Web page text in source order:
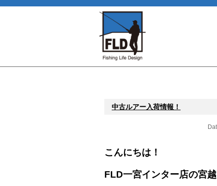
中古ルアー入荷情報！
こんにちは！
FLD一宮インター店の宮越